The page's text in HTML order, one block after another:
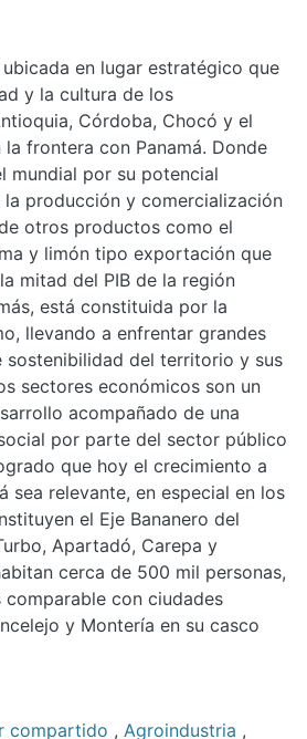
en lugar estratégico que
y la cultura de los
Córdoba, Chocó y el
la frontera con Panamá. Donde
mundial por su potencial
producción y comercialización
otros productos como el
y limón tipo exportación que
mitad del PIB de la región
está constituida por la
llevando a enfrentar grandes
sostenibilidad del territorio y sus
sectores económicos son un
acompañado de una
por parte del sector público
que hoy el crecimiento a
sea relevante, en especial en los
el Eje Bananero del
Apartadó, Carepa y
cerca de 500 mil personas,
comparable con ciudades
y Montería en su casco
compartido , Agroindustria ,